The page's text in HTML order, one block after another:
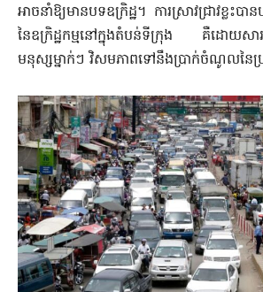
អាចនាំឱ្យមានបទឧក្រិដ្ឋ។ ការស្រាវជ្រាវខ្លះប
នៃឧក្រិដ្ឋកម្មនៅក្នុងតំបន់ទីក្រុង គឺដោយសា
មនុស្សម្នាក់ៗ វិសមភាពទៅនឹងប្រាក់ចំណូលនៃ​